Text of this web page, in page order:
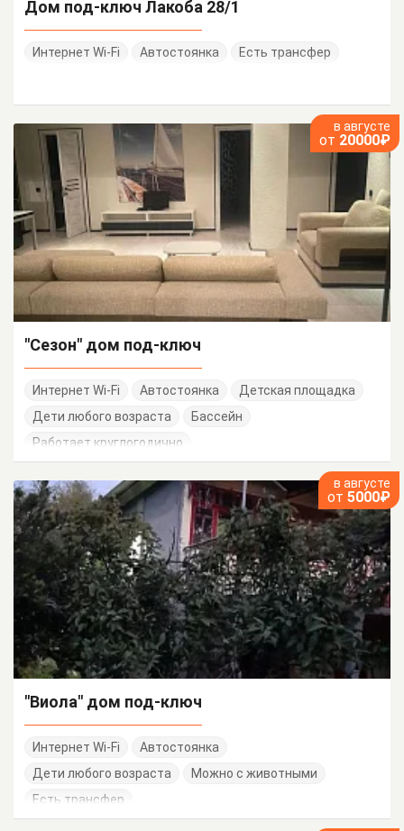
Дом под-ключ Лакоба 28/1
Интернет Wi-Fi Автостоянка Есть трансфер
в августе
от 20000₽
"Сезон" дом под-ключ
Интернет Wi-Fi Автостоянка
Детская площадка
Дети любого возраста
Бассейн
Работает круглогодично
в августе
от 5000₽
"Виола" дом под-ключ
Интернет Wi-Fi
Автостоянка
Дети любого возраста
Можно с животными
Есть трансфер